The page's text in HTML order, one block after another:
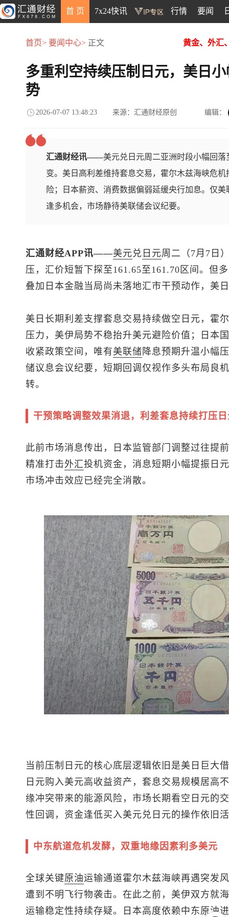
首 页 7x24快讯 行情 要闻
首页> 要闻中心> 正文 黄金、外汇
多重利空持续压制日元，美日
势
2026-07-07 13:48:23 来源：汇通财经原创 编辑：
汇通财经讯——美元兑日元周二亚洲时段小幅回
变。美日高利差维持套息交易，霍尔木兹海峡危
险；日本薪资、消费数据偏弱延缓央行加息。仅
逢多机会，市场静待美联储会议纪要。
汇通财经APP讯——美元兑 日元周二（7月7日
压，汇价短暂下探至161.65至161.70区间。但
叠加日本金融当局尚未落地汇市干预动作，美
美日长期利差支撑套息交易持续做空日元，霍
压力，美伊局势不稳抬升美元避险价值；日本
收紧政策空间，唯有美联储 降息预期升温小幅
储议息会议纪要，短期回调仅视作多头布局良
转。
干预策略调整效果消退，利差套息持续打压
此前市场消息传出，日本监管部门调整过往提
精准打击外汇投机资金，消息短期小幅提振日
市场冲击效应已经完全消散。
当前压制日元的核心底层逻辑依旧是美日巨大
日元购入美元高收益资产，套息交易规模居高
缘冲突带来的能源风险，市场长期看空日元的
性回调，资金逢低买入美元兑日元的操作依旧
中东航道危机发酵，双重地缘因素利多美元
全球关键原油运输通道霍尔木兹海峡再遇突发
遭到不明飞行物袭击。在此之前，美伊双方就
运输稳定性持续存疑。日本高度依赖中东原油